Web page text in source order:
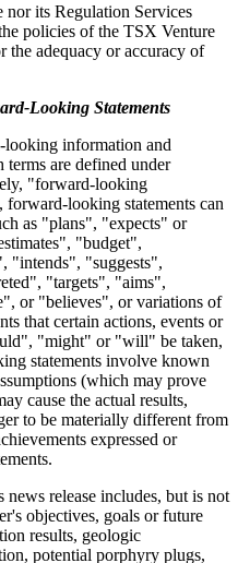
its Regulation Services
policies of the TSX Venture
the adequacy or accuracy of
Looking Statements
looking information and
terms are defined under
"forward-looking
looking statements can
as "plans", "expects" or
"budget",
"intends", "suggests",
"targets", "aims",
or "believes", or variations of
that certain actions, events or
"might" or "will" be taken,
statements involve known
(which may prove
cause the actual results,
to be materially different from
expressed or
release includes, but is not
objectives, goals or future
results, geologic
potential porphyry plugs,